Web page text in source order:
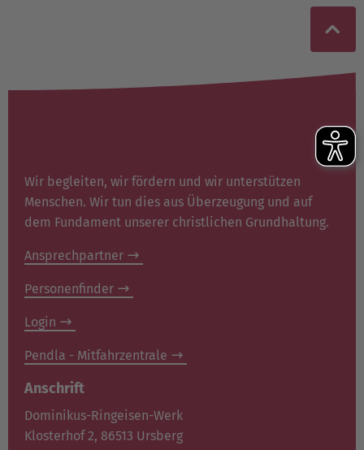
Wir begleiten, wir fördern und wir unterstützen
Menschen. Wir tun dies aus Überzeugung und auf
dem Fundament unserer christlichen Grundhaltung.
Ansprechpartner
Personenfinder
Login
Pendla - Mitfahrzentrale
Anschrift
Dominikus-Ringeisen-Werk
Klosterhof 2, 86513 Ursberg